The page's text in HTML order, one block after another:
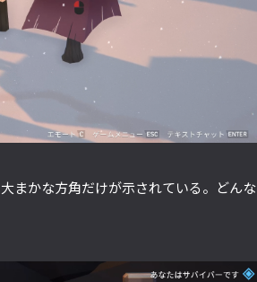
まかな方角だけが示されている。どんな